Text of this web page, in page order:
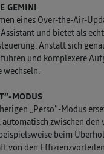
GEMINI
eines Over-the-Air-
und bietet als
Anstatt sich
und komplexere
wechseln.
MODUS
„Perso”-Modus
zwischen den
beim
von den